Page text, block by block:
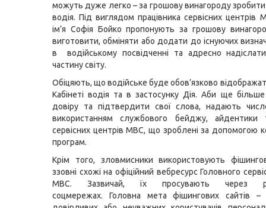
можуть дуже легко – за грошову винагороду зробити
водія. Під виглядом працівника сервісних центрів
ім’я Софія Бойко пропонують за грошову
виготовити, обміняти або додати до існуючих
в водійському посвідченні та адресно
частину світу.
Обіцяють, що водійське буде обов’язково
Кабінеті водія та в застосунку Дія. Аби ще
довіру та підтвердити свої слова, надають
використанням службового бейджу, айдентики
сервісних центрів МВС, що зроблені за допомогою
програм.
Крім того, зловмисники використовують
ззовні схожі на офіційний вебресурс Головного
МВС. Зазвичай, їх просувають через
соцмережах. Головна мета фішингових сайтів